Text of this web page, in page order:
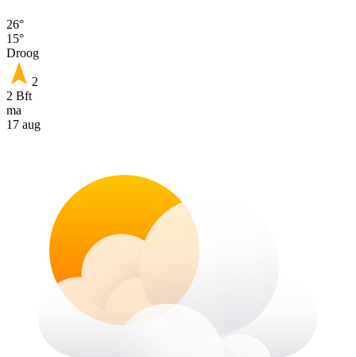
26°
15°
Droog
2
2 Bft
ma
17 aug